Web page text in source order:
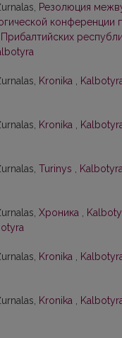
Резолюция
конференции
Kronika
Kronika
Turinys
Хроника
Kronika
Kronika